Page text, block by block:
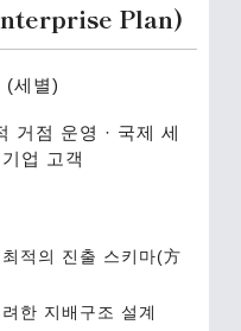
Plan)
(세별)
거점 운영 · 국제 세
업 고객
적의 진출 스키마(方
한 지배구조 설계